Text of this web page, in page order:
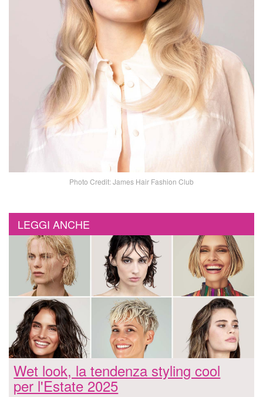
Photo Credit: James Hair Fashion Club
LEGGI ANCHE
Wet look, la tendenza styling cool
per l'Estate 2025